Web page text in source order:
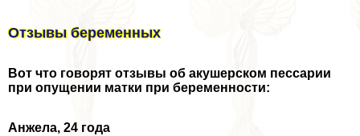
Отзывы беременных
Вот что говорят отзывы об акушерском пессарии
при опущении матки при беременности:
Анжела, 24 года